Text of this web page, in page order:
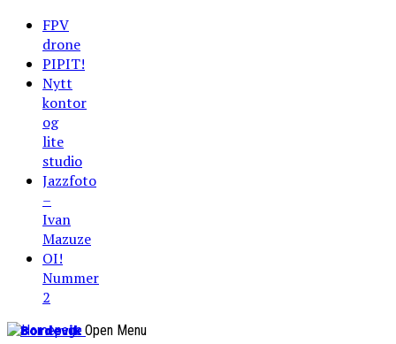
FPV
drone
PIPIT!
Nytt
kontor
og
lite
studio
Jazzfoto
–
Ivan
Mazuze
OI!
Nummer
2
Bordevik Open Menu